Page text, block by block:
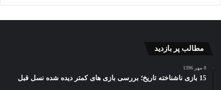
مطالب پر بازدید
8 مهر 1396
15 بازی ناشناخته تاریخ؛ بررسی بازی های کمتر دیده شده نسل قبل